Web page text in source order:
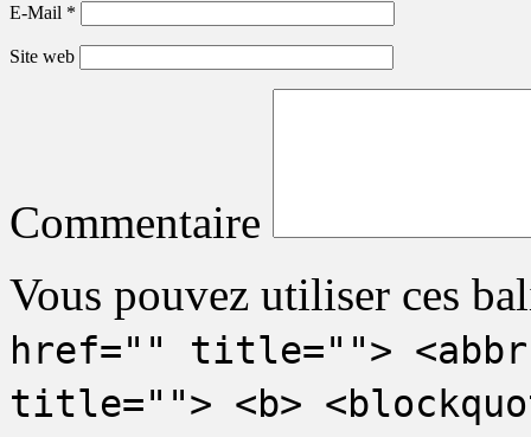
E-Mail *
Site web
Commentaire
Vous pouvez utiliser ces
href="" title="">
title=""> <b>